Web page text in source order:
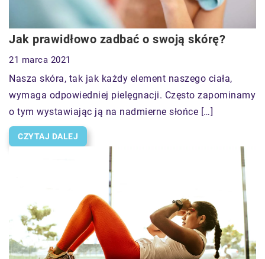
Jak prawidłowo zadbać o swoją skórę?
21 marca 2021
Nasza skóra, tak jak każdy element naszego ciała,
wymaga odpowiedniej pielęgnacji. Często zapominamy
o tym wystawiając ją na nadmierne słońce […]
CZYTAJ DALEJ